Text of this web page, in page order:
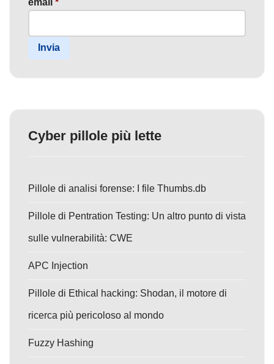
Invia
Cyber pillole più lette
Pillole di analisi forense: I file Thumbs.db
Pillole di Pentration Testing: Un altro punto di vista
sulle vulnerabilità: CWE
APC Injection
Pillole di Ethical hacking: Shodan, il motore di
ricerca più pericoloso al mondo
Fuzzy Hashing